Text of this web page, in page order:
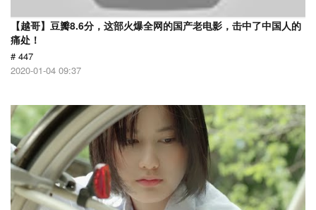
【越哥】豆瓣8.6分，这部火爆全网的国产老电影，击中了中国人的
痛处！
# 447
2020-01-04 09:37